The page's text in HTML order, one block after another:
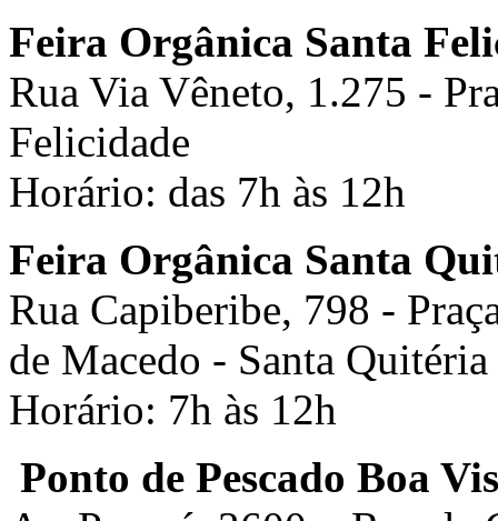
Feira Orgânica Santa
Rua Via Vêneto, 1.275 -
Felicidade
Horário: das 7h às 12h
Feira Orgânica Santa
Rua Capiberibe, 798 -
de Macedo - Santa Quitéria
Horário: 7h às 12h
Ponto de Pescado Boa